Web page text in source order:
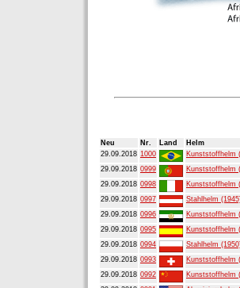
Neu Nr. Land
Helm
29.09.2018 1000
Kunststoffhelm
29.09.2018 0999
Kunststoffhelm
29.09.2018 0998
Kunststoffhelm
29.09.2018 0997
Stahlhelm
29.09.2018 0996
Kunststoffhelm
29.09.2018 0995
Kunststoffhelm
29.09.2018 0994
Stahlhelm
29.09.2018 0993
Kunststoffhelm
29.09.2018 0992
Kunststoffhelm